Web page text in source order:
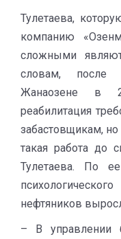
Тулетаева,
компанию
сложными
словам, после
Жанаозене в
реабилитация
забастовщикам,
такая работа до
Тулетаева. По
нефтяников
– В управлении